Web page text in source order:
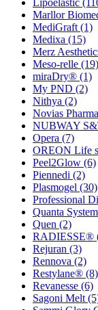
Marllor
MediGraft (1)
Medixa (15)
Merz
Meso-relle (19)
miraDry® (1)
My PND (2)
Nithya (2)
Novias Pharma
NUBWAY
Opera (7)
OREON Life
Peel2Glow (6)
Piennedi (2)
Plasmogel (30)
Professional
Quanta System
Quen (2)
RADIESSE®
Rejuran (3)
Rennova (2)
Restylane® (8)
Revanesse (6)
Sagoni Melt